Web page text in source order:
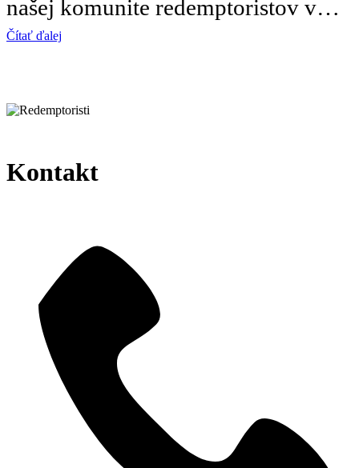
našej komunite redemptoristov v…
Čítať ďalej
Kontakt